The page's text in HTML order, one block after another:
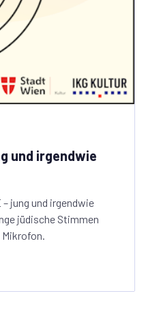
und irgendwie
jung und irgendwie
jüdische Stimmen
Mikrofon.